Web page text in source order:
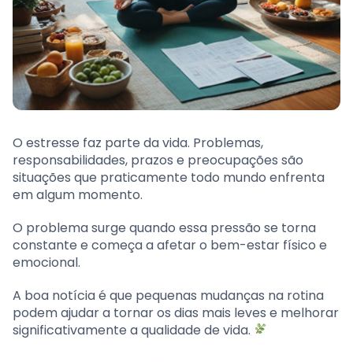
O estresse faz parte da vida. Problemas,
responsabilidades, prazos e preocupações são
situações que praticamente todo mundo enfrenta
em algum momento.
O problema surge quando essa pressão se torna
constante e começa a afetar o bem-estar físico e
emocional.
A boa notícia é que pequenas mudanças na rotina
podem ajudar a tornar os dias mais leves e melhorar
significativamente a qualidade de vida.